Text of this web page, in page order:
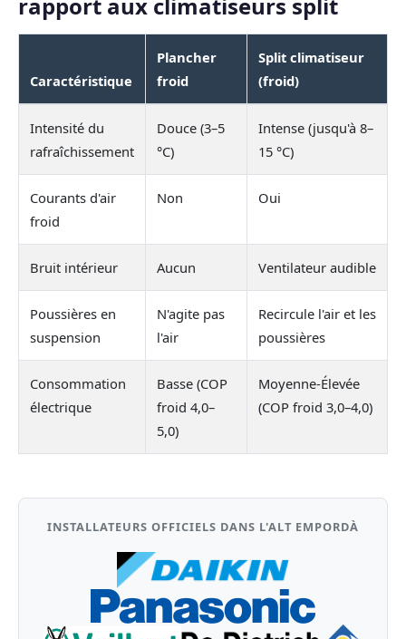
Caractéristique
Plancher
froid
Split climatiseur
(froid)
Intensité du
rafraîchissement
Douce (3–5
°C)
Intense (jusqu'à 8–
15 °C)
Courants d'air
froid
Non Oui
Bruit intérieur Aucun Ventilateur audible
Poussières en
suspension
N'agite pas
l'air
Recircule l'air et les
poussières
Consommation
électrique
Basse (COP
froid 4,0–
5,0)
Moyenne-Élevée
(COP froid 3,0–4,0)
INSTALLATEURS OFFICIELS DANS L'ALT EMPORDÀ